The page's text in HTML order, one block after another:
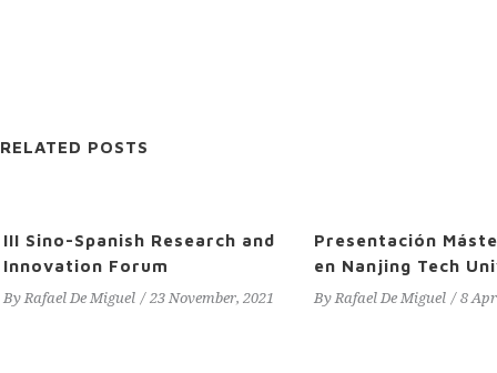
RELATED POSTS
III Sino-Spanish Research and
Innovation Forum
By Rafael De Miguel 23 November, 2021
Presentación
en Nanjing Tech
By Rafael De Miguel 8